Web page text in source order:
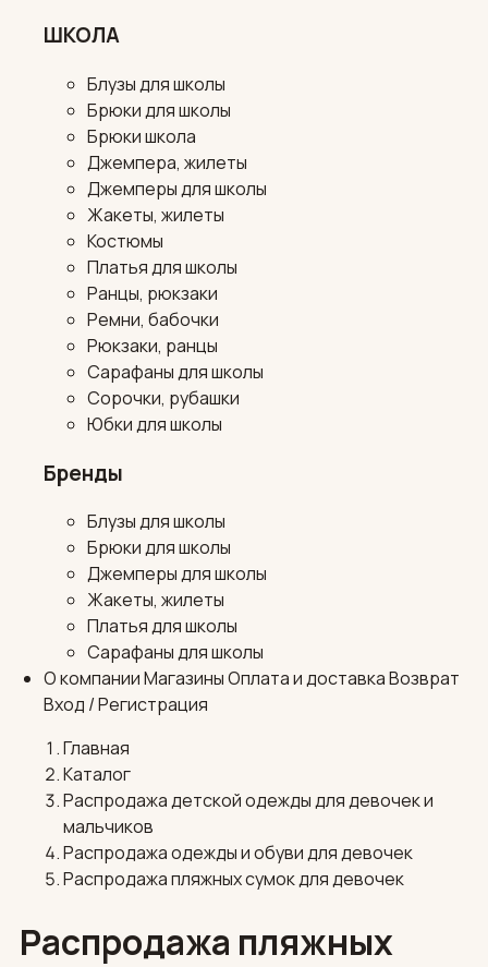
ШКОЛА
Блузы для школы
Брюки для школы
Брюки школа
Джемпера, жилеты
Джемперы для школы
Жакеты, жилеты
Костюмы
Платья для школы
Ранцы, рюкзаки
Ремни, бабочки
Рюкзаки, ранцы
Сарафаны для школы
Сорочки, рубашки
Юбки для школы
Бренды
Блузы для школы
Брюки для школы
Джемперы для школы
Жакеты, жилеты
Платья для школы
Сарафаны для школы
О компанииМагазиныОплата и доставкаВозврат
Вход / Регистрация
Главная
Каталог
Распродажа детской одежды для девочек и
мальчиков
Распродажа одежды и обуви для девочек
Распродажа пляжных сумок для девочек
Распродажа пляжных